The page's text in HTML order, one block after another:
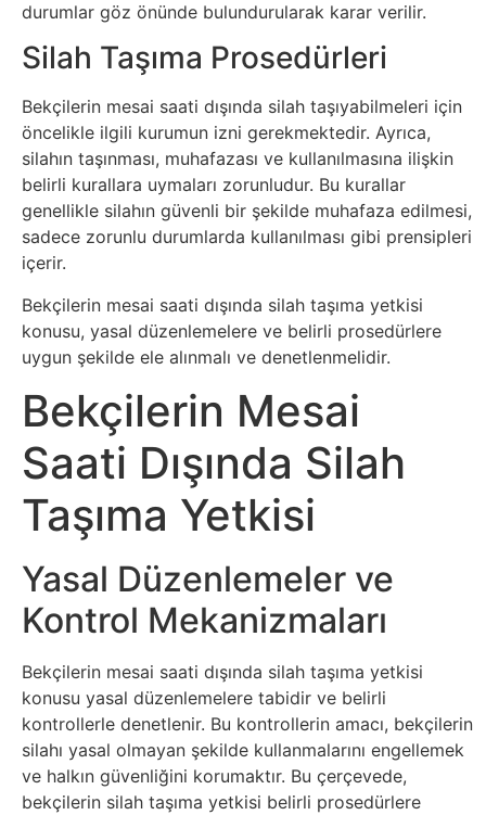
Tasarım
Güvenlik
Haber
Hayvanlar
Hosting
İnstagram
İnternet
Para
Kazanma
Kadın
Kim
Kimdir
durumlar göz önünde bulundurularak karar verilir.
Silah Taşıma Prosedürleri
Bekçilerin mesai saati dışında silah taşıyabilmeleri için
öncelikle ilgili kurumun izni gerekmektedir. Ayrıca,
silahın taşınması, muhafazası ve kullanılmasına ilişkin
belirli kurallara uymaları zorunludur. Bu kurallar
genellikle silahın güvenli bir şekilde muhafaza edilmesi,
sadece zorunlu durumlarda kullanılması gibi prensipleri
içerir.
Bekçilerin mesai saati dışında silah taşıma yetkisi
konusu, yasal düzenlemelere ve belirli prosedürlere
uygun şekilde ele alınmalı ve denetlenmelidir.
Bekçilerin Mesai
Saati Dışında Silah
Taşıma Yetkisi
Yasal Düzenlemeler ve
Kontrol Mekanizmaları
Bekçilerin mesai saati dışında silah taşıma yetkisi
konusu yasal düzenlemelere tabidir ve belirli
kontrollerle denetlenir. Bu kontrollerin amacı, bekçilerin
silahı yasal olmayan şekilde kullanmalarını engellemek
ve halkın güvenliğini korumaktır. Bu çerçevede,
bekçilerin silah taşıma yetkisi belirli prosedürlere